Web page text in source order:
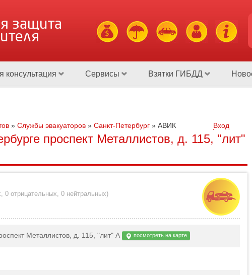
защита
консультация Сервисы Взятки ГИБДД
» Службы эвакуаторов » Санкт-Петербург » АВИК Вход
проспект Металлистов, д. 115, "лит"
, 0 отрицательных, 0 нейтральных)
Металлистов, д. 115, "лит" А посмотреть на карте